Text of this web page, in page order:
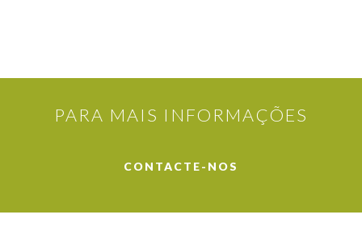
PARA MAIS INFORMAÇÕES
CONTACTE-NOS